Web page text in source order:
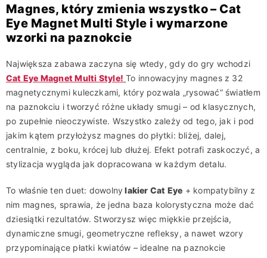
Magnes, który zmienia wszystko – Cat
Eye Magnet Multi Style i wymarzone
wzorki na paznokcie
Największa zabawa zaczyna się wtedy, gdy do gry wchodzi
Cat Eye Magnet Multi Style! To innowacyjny magnes z 32
magnetycznymi kuleczkami, który pozwala „rysować” światłem
na paznokciu i tworzyć różne układy smugi – od klasycznych,
po zupełnie nieoczywiste. Wszystko zależy od tego, jak i pod
jakim kątem przyłożysz magnes do płytki: bliżej, dalej,
centralnie, z boku, krócej lub dłużej. Efekt potrafi zaskoczyć, a
stylizacja wygląda jak dopracowana w każdym detalu.
To właśnie ten duet: dowolny lakier Cat Eye + kompatybilny z
nim magnes, sprawia, że jedna baza kolorystyczna może dać
dziesiątki rezultatów. Stworzysz więc miękkie przejścia,
dynamiczne smugi, geometryczne refleksy, a nawet wzory
przypominające płatki kwiatów – idealne na paznokcie